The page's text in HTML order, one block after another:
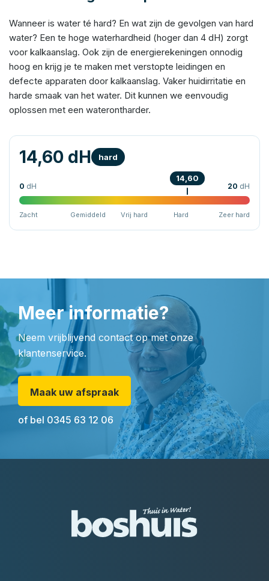
Wanneer is water té hard? En wat zijn de gevolgen van hard
water? Een te hoge waterhardheid (hoger dan 4 dH) zorgt
voor kalkaanslag. Ook zijn de energierekeningen onnodig
hoog en krijg je te maken met verstopte leidingen en
defecte apparaten door kalkaanslag. Vaker huidirritatie en
harde smaak van het water. Dit kunnen we eenvoudig
oplossen met een waterontharder.
14,60 dH hard
0 dH 20 dH
14,60
Zacht Gemiddeld Vrij hard Hard Zeer hard
Meer informatie?
Neem vrijblijvend contact op met onze
klantenservice.
Maak uw afspraak
of bel 0345 63 12 06